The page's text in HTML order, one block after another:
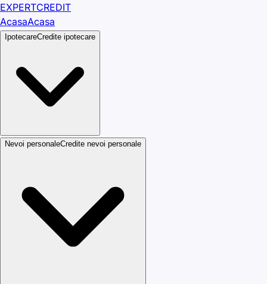
EXPERTCREDIT
AcasaAcasa
IpotecareCredite ipotecare
Nevoi personaleCredite nevoi personale